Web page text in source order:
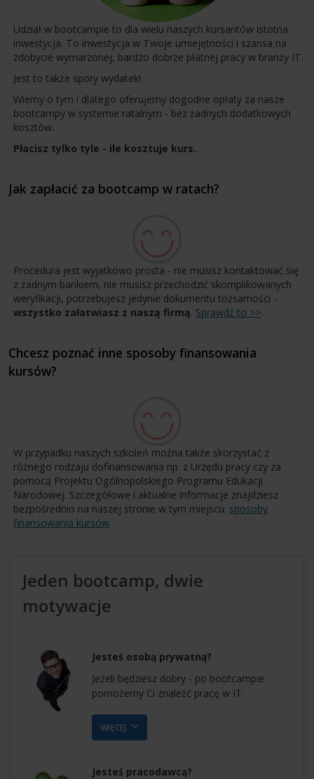
Udział w bootcampie to dla wielu naszych kursantów istotna
inwestycja. To inwestycja w Twoje umiejętności i szansa na
zdobycie wymarzonej, bardzo dobrze płatnej pracy w branży IT.
Jest to także spory wydatek!
Wiemy o tym i dlatego oferujemy dogodne opłaty za nasze
bootcampy w systemie ratalnym - bez żadnych dodatkowych
kosztów.
Płacisz tylko tyle - ile kosztuje kurs.
Jak zapłacić za bootcamp w ratach?
Procedura jest wyjatkowo prosta - nie musisz kontaktować się
z żadnym bankiem, nie musisz przechodzić skomplikowanych
weryfikacji, potrzebujesz jedynie dokumentu tożsamości -
wszystko załatwiasz z naszą firmą. Sprawdź to >>
Chcesz poznać inne sposoby finansowania
kursów?
W przypadku naszych szkoleń można także skorzystać z
różnego rodzaju dofinansowania np. z Urzędu pracy czy za
pomocą Projektu Ogólnopolskiego Programu Edukacji
Narodowej. Szczegółowe i aktualne informacje znajdziesz
bezpośrednio na naszej stronie w tym miejscu: sposoby
finansowania kursów.
Jeden bootcamp, dwie
motywacje
Jesteś osobą prywatną?
Jeżeli będziesz dobry - po bootcampie
pomożemy Ci znaleźć pracę w IT.
WIĘCEJ
Jesteś pracodawcą?